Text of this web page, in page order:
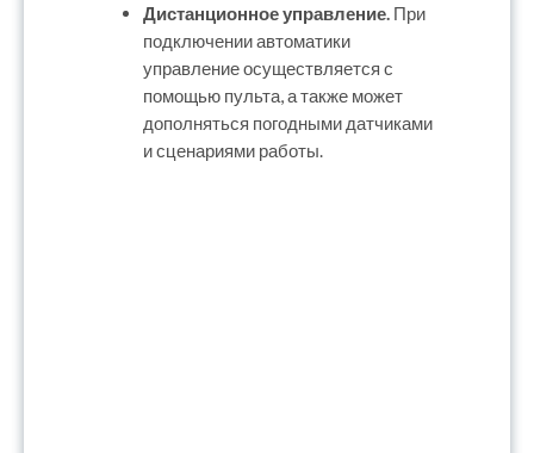
Дистанционное управление. При
подключении автоматики
управление осуществляется с
помощью пульта, а также может
дополняться погодными датчиками
и сценариями работы.